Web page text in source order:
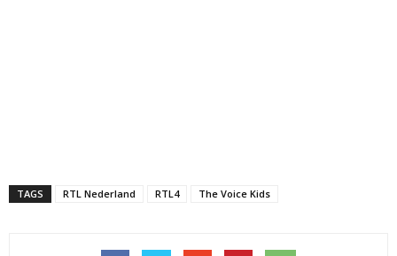
TAGS RTL Nederland RTL4 The Voice Kids